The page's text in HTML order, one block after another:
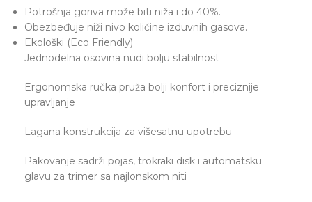
Potrošnja goriva može biti niža i do 40%.
Obezbeđuje niži nivo količine izduvnih gasova.
Ekološki (Eco Friendly)
Jednodelna osovina nudi bolju stabilnost
Ergonomska ručka pruža bolji konfort i preciznije
upravljanje
Lagana konstrukcija za višesatnu upotrebu
Pakovanje sadrži pojas, trokraki disk i automatsku
glavu za trimer sa najlonskom niti